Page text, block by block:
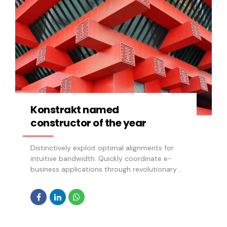
Konstrakt named
constructor of the year
Distinctively exploit optimal alignments for
intuitive bandwidth. Quickly coordinate e-
business applications through revolutionary
optimal testing procedures whereas bricks-and-
clicks processes.